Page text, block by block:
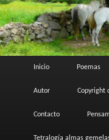
Inicio Poemas
Autor Copyright
Contacto
Tetralogía almas